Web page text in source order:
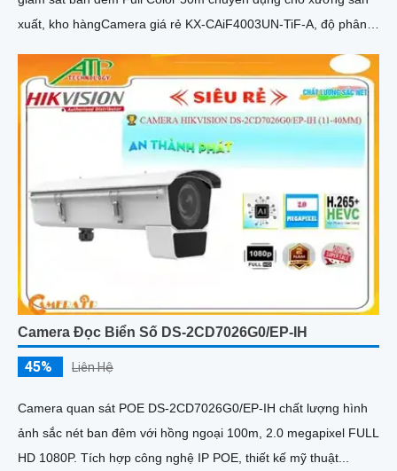
xuất, kho hàngCamera giá rẻ KX-CAiF4003UN-TiF-A, độ phân
Camera Đọc Biển Số DS-2CD7026G0/EP-IH
45% Liên Hệ
Camera quan sát POE DS-2CD7026G0/EP-IH chất lượng hình
ảnh sắc nét ban đêm với hồng ngoại 100m, 2.0 megapixel FULL
HD 1080P. Tích hợp công nghệ IP POE, thiết kế mỹ thuật...